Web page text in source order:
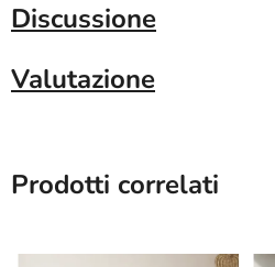
Discussione
Valutazione
Prodotti correlati